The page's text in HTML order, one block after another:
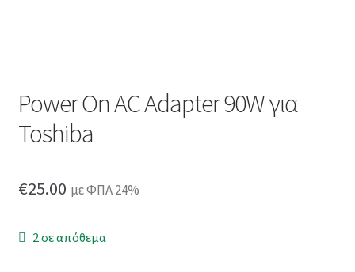
Power On AC Adapter 90W για
Toshiba
€25.00 με ΦΠΑ 24%
2 σε απόθεμα